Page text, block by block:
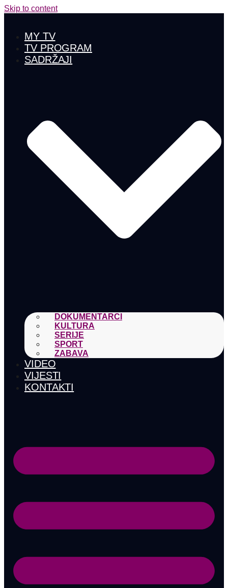
Skip to content
MY TV
TV PROGRAM
SADRŽAJI
DOKUMENTARCI
KULTURA
SERIJE
SPORT
ZABAVA
VIDEO
VIJESTI
KONTAKTI